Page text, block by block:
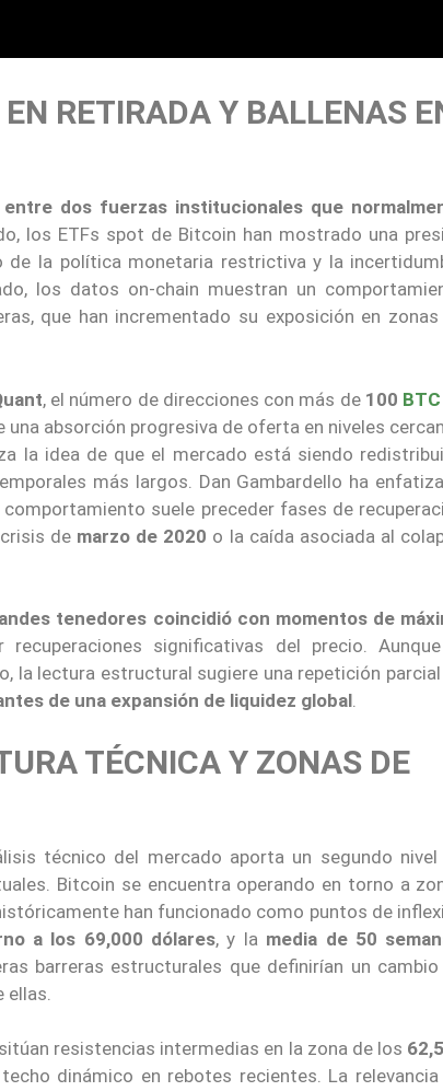
RETIRADA Y BALLENAS
entre dos fuerzas institucionales que
los ETFs spot de Bitcoin han mostrado una
la política monetaria restrictiva y la
los datos on-chain muestran un
que han incrementado su exposición en zonas
, el número de direcciones con más de 100 BTC
una absorción progresiva de oferta en niveles
la idea de que el mercado está siendo
más largos. Dan Gambardello ha
suele preceder fases de
de marzo de 2020 o la caída asociada al
tenedores coincidió con momentos de
significativas del precio.
la lectura estructural sugiere una repetición
de una expansión de liquidez global.
TÉCNICA Y ZONAS DE
técnico del mercado aporta un segundo nivel
Bitcoin se encuentra operando en torno a
han funcionado como puntos de
a los 69,000 dólares, y la media de 50
barreras estructurales que definirían un
resistencias intermedias en la zona de los
dinámico en rebotes recientes. La